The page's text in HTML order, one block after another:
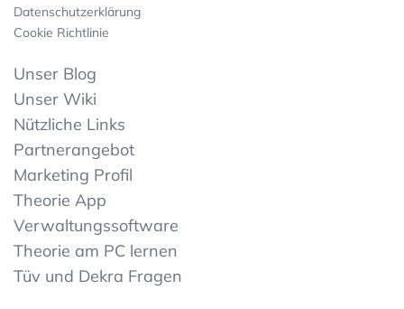
Datenschutzerklärung
Cookie Richtlinie
Unser Blog
Unser Wiki
Nützliche Links
Partnerangebot
Marketing Profil
Theorie App
Verwaltungssoftware
Theorie am PC lernen
Tüv und Dekra Fragen